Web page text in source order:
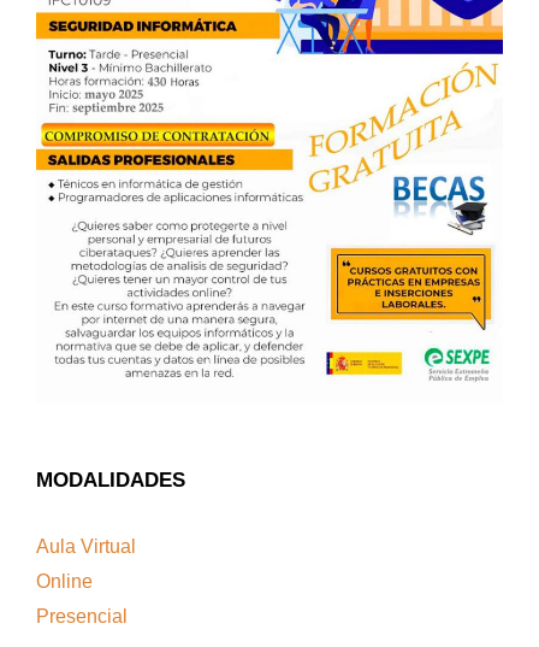
MODALIDADES
Aula Virtual
Online
Presencial